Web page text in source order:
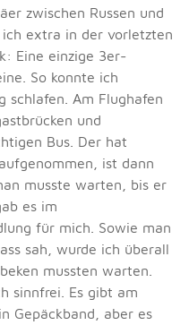
zwischen Russen und
ich extra in der vorletzten
Eine einzige 3er-
So konnte ich
schlafen. Am Flughafen
und
Bus. Der hat
ist dann
musste warten, bis er
es im
für mich. Sowie man
sah, wurde ich überall
mussten warten.
sinnfrei. Es gibt am
Gepäckband, aber es